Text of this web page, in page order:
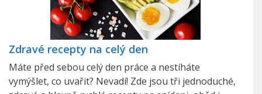
Zdravé recepty na celý den
Máte před sebou celý den práce a nestíháte
vymýšlet, co uvařit? Nevadí! Zde jsou tři jednoduché,